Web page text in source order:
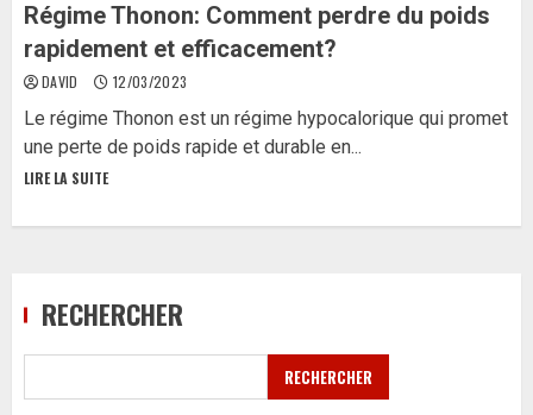
Régime Thonon: Comment perdre du poids
rapidement et efficacement?
DAVID 12/03/2023
Le régime Thonon est un régime hypocalorique qui promet
une perte de poids rapide et durable en...
LIRE LA SUITE
RECHERCHER
RECHERCHER